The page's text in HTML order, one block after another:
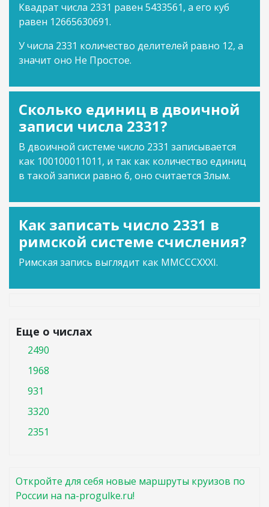
Квадрат числа 2331 равен 5433561, а его куб
равен 12665630691.
У числа 2331 количество делителей равно 12, а
значит оно Не Простое.
Сколько единиц в двоичной
записи числа 2331?
В двоичной системе число 2331 записывается
как 100100011011, и так как количество единиц
в такой записи равно 6, оно считается Злым.
Как записать число 2331 в
римской системе счисления?
Римская запись выглядит как MMCCCXXXI.
Еще о числах
2490
1968
931
3320
2351
Откройте для себя новые маршруты круизов по
России на na-progulke.ru!